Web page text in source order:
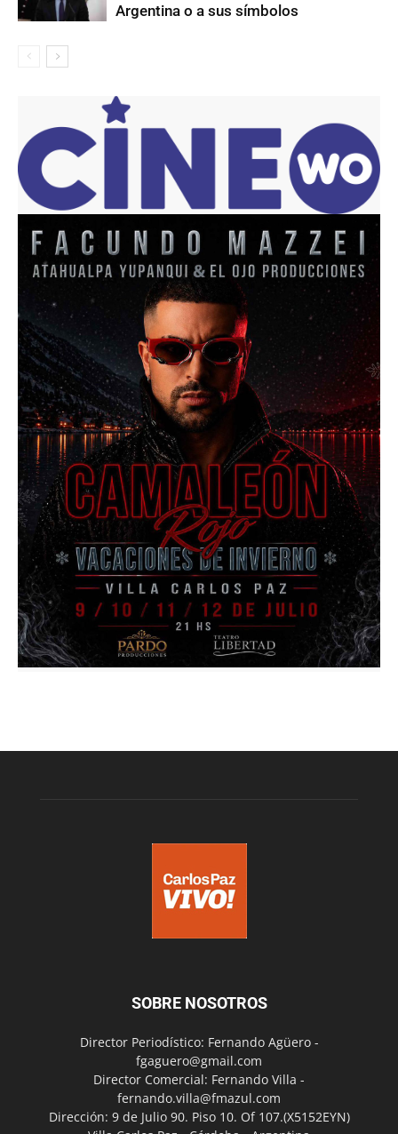
Argentina o a sus símbolos
SOBRE NOSOTROS
Director Periodístico: Fernando Agüero -
fgaguero@gmail.com
Director Comercial: Fernando Villa -
fernando.villa@fmazul.com
Dirección: 9 de Julio 90. Piso 10. Of 107.(X5152EYN)